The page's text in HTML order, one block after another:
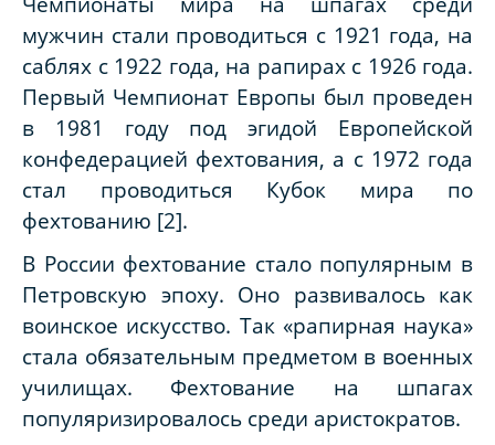
мужчин стали проводиться с 1921 года, на
саблях с 1922 года, на рапирах с 1926 года.
Первый Чемпионат Европы был проведен
в 1981 году под эгидой Европейской
конфедерацией фехтования, а с 1972 года
стал проводиться Кубок мира по
фехтованию [2].
В России фехтование стало популярным в
Петровскую эпоху. Оно развивалось как
воинское искусство. Так «рапирная наука»
стала обязательным предметом в военных
училищах. Фехтование на шпагах
популяризировалось среди аристократов.